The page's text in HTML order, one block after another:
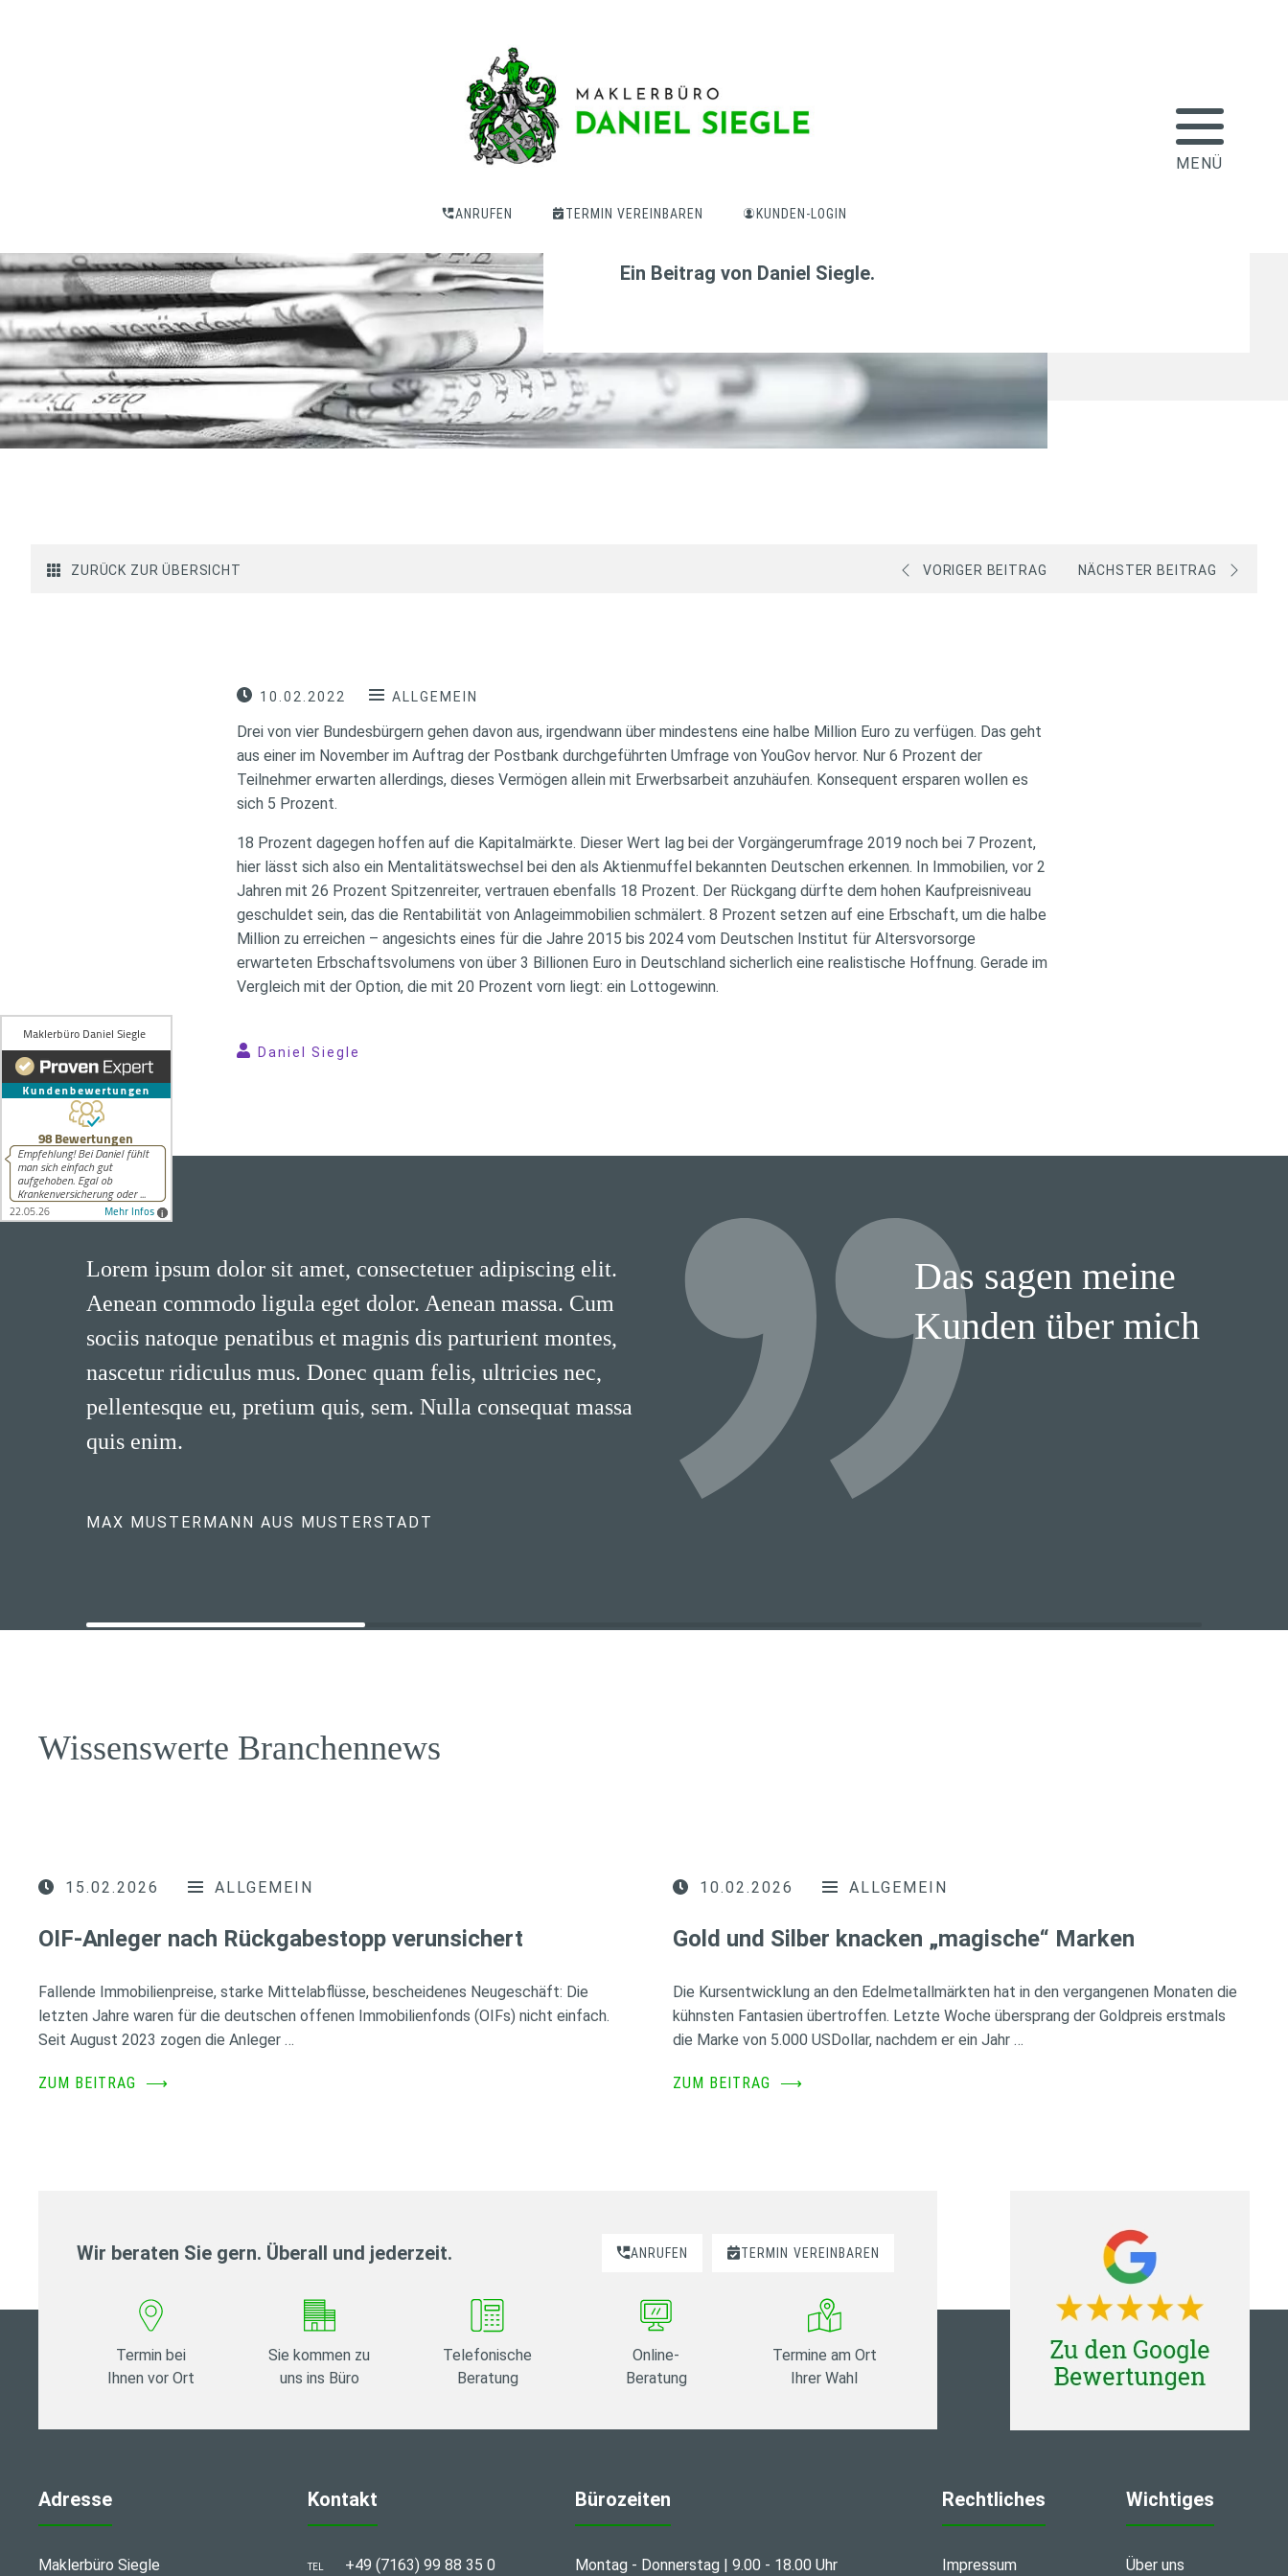
ANRUFEN TERMIN VEREINBAREN KUNDEN-LOGIN
erste halbe Million
Ein Beitrag von Daniel Siegle.
ZURÜCK ZUR ÜBERSICHT VORIGER BEITRAG NÄCHSTER BEITRAG
10.02.2022 ALLGEMEIN
Drei von vier Bundesbürgern gehen davon aus, irgendwann über mindestens eine halbe Million Euro zu verfügen. Das geht
aus einer im November im Auftrag der Postbank durchgeführten Umfrage von YouGov hervor. Nur 6 Prozent der
Teilnehmer erwarten allerdings, dieses Vermögen allein mit Erwerbsarbeit anzuhäufen. Konsequent ersparen wollen es
sich 5 Prozent.
18 Prozent dagegen hoffen auf die Kapitalmärkte. Dieser Wert lag bei der Vorgängerumfrage 2019 noch bei 7 Prozent,
hier lässt sich also ein Mentalitätswechsel bei den als Aktienmuffel bekannten Deutschen erkennen. In Immobilien, vor 2
Jahren mit 26 Prozent Spitzenreiter, vertrauen ebenfalls 18 Prozent. Der Rückgang dürfte dem hohen Kaufpreisniveau
geschuldet sein, das die Rentabilität von Anlageimmobilien schmälert. 8 Prozent setzen auf eine Erbschaft, um die halbe
Million zu erreichen – angesichts eines für die Jahre 2015 bis 2024 vom Deutschen Institut für Altersvorsorge
erwarteten Erbschaftsvolumens von über 3 Billionen Euro in Deutschland sicherlich eine realistische Hoffnung. Gerade im
Vergleich mit der Option, die mit 20 Prozent vorn liegt: ein Lottogewinn.
Daniel Siegle
Das sagen meine
Kunden über mich
Lorem ipsum dolor sit amet, consectetuer adipiscing elit.
Aenean commodo ligula eget dolor. Aenean massa. Cum
sociis natoque penatibus et magnis dis parturient montes,
nascetur ridiculus mus. Donec quam felis, ultricies nec,
pellentesque eu, pretium quis, sem. Nulla consequat massa
quis enim.
MAX MUSTERMANN AUS MUSTERSTADT
Wissenswerte Branchennews
15.02.2026 ALLGEMEIN
OIF-Anleger nach Rückgabestopp verunsichert
Fallende Immobilienpreise, starke Mittelabflüsse, bescheidenes Neugeschäft: Die
letzten Jahre waren für die deutschen offenen Immobilienfonds (OIFs) nicht einfach.
Seit August 2023 zogen die Anleger …
ZUM BEITRAG ⟶
10.02.2026 ALLGEMEIN
Gold und Silber knacken „magische“ Marken
Die Kursentwicklung an den Edelmetallmärkten hat in den vergangenen Monaten die
kühnsten Fantasien übertroffen. Letzte Woche übersprang der Goldpreis erstmals
die Marke von 5.000 USDollar, nachdem er ein Jahr …
ZUM BEITRAG ⟶
Wir beraten Sie gern. Überall und jederzeit. ANRUFEN TERMIN VEREINBAREN
Termin bei
Ihnen vor Ort
Sie kommen zu
uns ins Büro
Telefonische
Beratung
Online-
Beratung
Termine am Ort
Ihrer Wahl
Adresse
Maklerbüro Siegle
Kontakt
TEL +49 (7163) 99 88 35 0
Bürozeiten
Montag - Donnerstag | 9.00 - 18.00 Uhr
Rechtliches
Impressum
Wichtiges
Über uns